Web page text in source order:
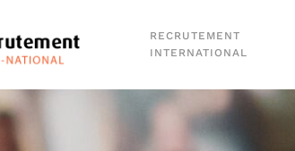
RECRUTEMENT
INTERNATIONAL